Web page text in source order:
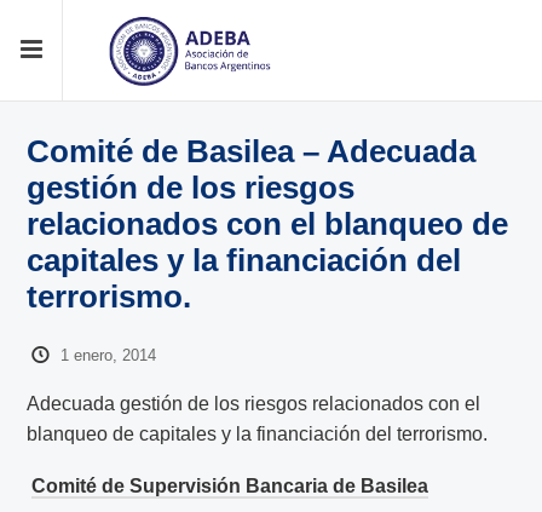
Comité de Basilea – Adecuada
gestión de los riesgos
relacionados con el blanqueo de
capitales y la financiación del
terrorismo.
1 enero, 2014
Adecuada gestión de los riesgos relacionados con el
blanqueo de capitales y la financiación del terrorismo.
Comité de Supervisión Bancaria de Basilea